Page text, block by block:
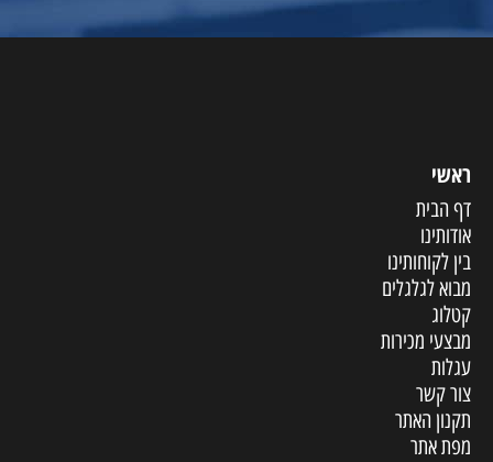
ראשי
דף הבית
אודותינו
בין לקוחותינו
מבוא לגלגלים
קטלוג
מבצעי מכירות
עגלות
צור קשר
תקנון האתר
מפת אתר